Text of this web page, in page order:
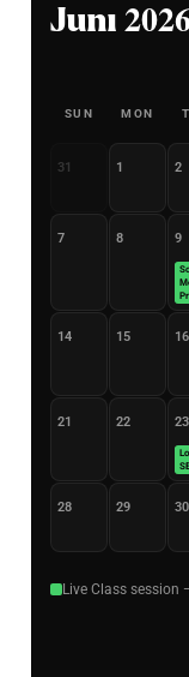
Juni
SUN MON
31 1 2
7 8 9
14 15 16
21 22 23
28 29 30
Live Class session